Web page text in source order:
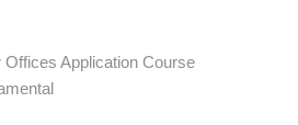
Application Course